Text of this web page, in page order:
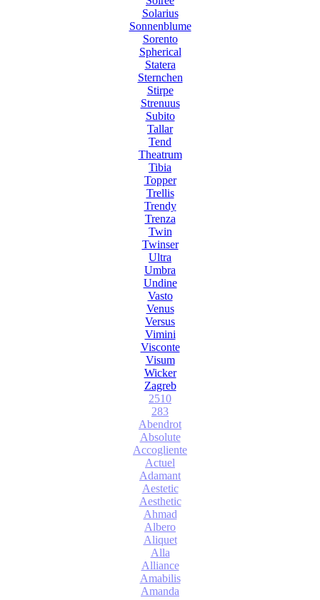
Solarius
Sonnenblume
Sorento
Spherical
Statera
Sternchen
Stirpe
Strenuus
Subito
Tallar
Tend
Theatrum
Tibia
Topper
Trellis
Trendy
Trenza
Twin
Twinser
Ultra
Umbra
Undine
Vasto
Venus
Versus
Vimini
Visconte
Visum
Wicker
Zagreb
2510
283
Abendrot
Absolute
Accogliente
Actuel
Adamant
Aestetic
Aesthetic
Ahmad
Albero
Aliquet
Alla
Alliance
Amabilis
Amanda